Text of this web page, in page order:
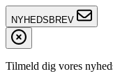
NYHEDSBREV
Tilmeld dig vores